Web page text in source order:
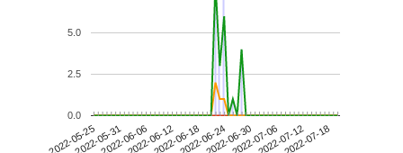
2022-05-252022-05-312022-06-062022-06-122022-06-182022-06-242022-06-302022-07-062022-07-122022-07-18
0.0
2.5
5.0